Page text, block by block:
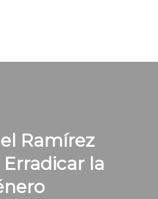
Ramírez
la